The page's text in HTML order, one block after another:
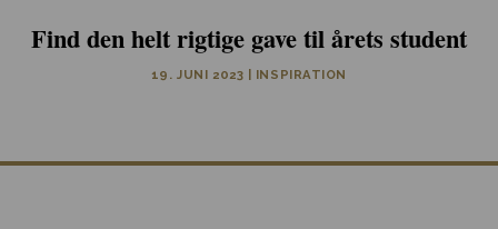
Find den helt rigtige gave til årets student
19. JUNI 2023 | INSPIRATION